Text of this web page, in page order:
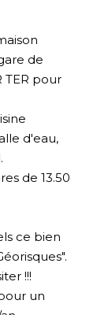
de
TER pour
d'eau,
de 13.50
ce bien
!!!
un